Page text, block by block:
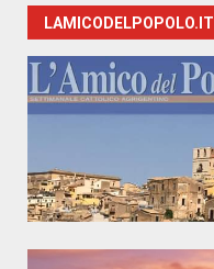
LAMICODELPOPOLO.IT